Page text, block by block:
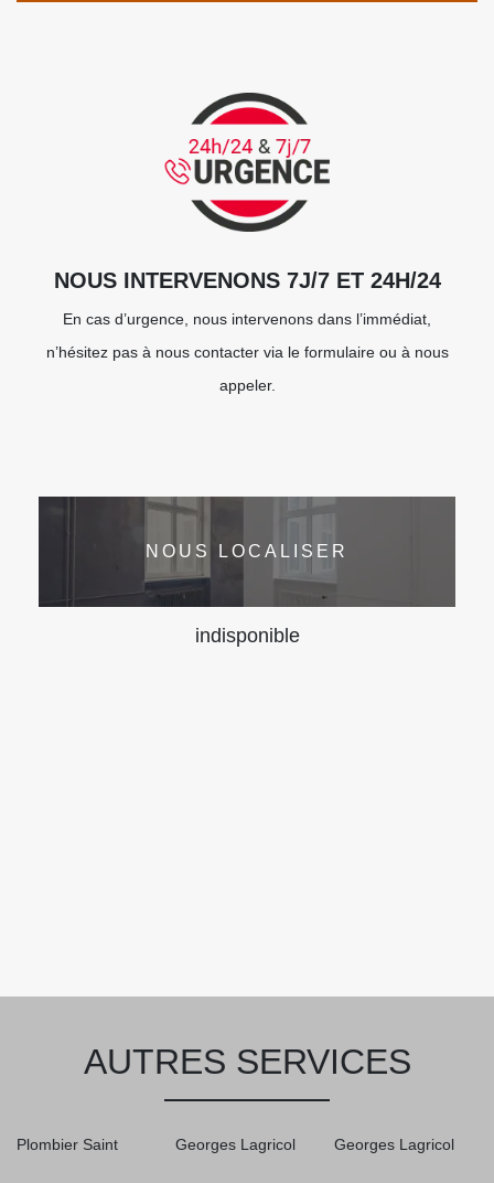
NOUS INTERVENONS 7J/7 ET 24H/24
En cas d’urgence, nous intervenons dans l’immédiat,
n’hésitez pas à nous contacter via le formulaire ou à nous
appeler.
NOUS LOCALISER
indisponible
AUTRES SERVICES
Plombier Saint Georges Lagricol Georges Lagricol